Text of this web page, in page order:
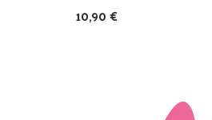
10,90 €